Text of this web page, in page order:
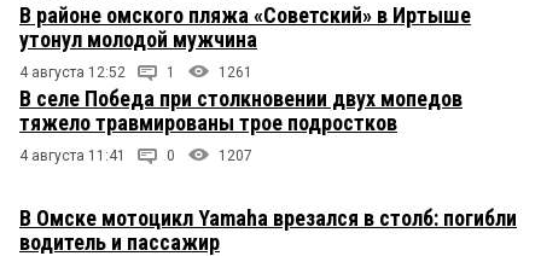
В районе омского пляжа «Советский» в Иртыше
утонул молодой мужчина
4 августа 12:52 1 1261
В селе Победа при столкновении двух мопедов
тяжело травмированы трое подростков
4 августа 11:41 0 1207
В Омске мотоцикл Yamaha врезался в столб: погибли
водитель и пассажир